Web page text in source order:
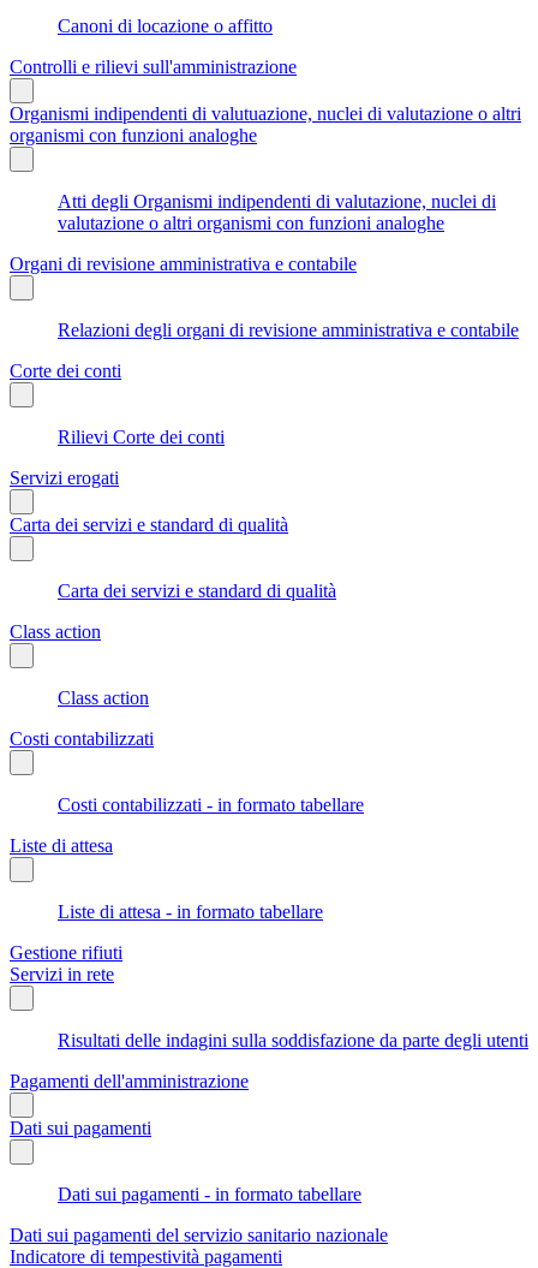
Canoni di locazione o affitto
Controlli e rilievi sull'amministrazione
Organismi indipendenti di valutuazione, nuclei di valutazione o altri
organismi con funzioni analoghe
Atti degli Organismi indipendenti di valutazione, nuclei di
valutazione o altri organismi con funzioni analoghe
Organi di revisione amministrativa e contabile
Relazioni degli organi di revisione amministrativa e contabile
Corte dei conti
Rilievi Corte dei conti
Servizi erogati
Carta dei servizi e standard di qualità
Carta dei servizi e standard di qualità
Class action
Class action
Costi contabilizzati
Costi contabilizzati - in formato tabellare
Liste di attesa
Liste di attesa - in formato tabellare
Gestione rifiuti
Servizi in rete
Risultati delle indagini sulla soddisfazione da parte degli utenti
Pagamenti dell'amministrazione
Dati sui pagamenti
Dati sui pagamenti - in formato tabellare
Dati sui pagamenti del servizio sanitario nazionale
Indicatore di tempestività pagamenti